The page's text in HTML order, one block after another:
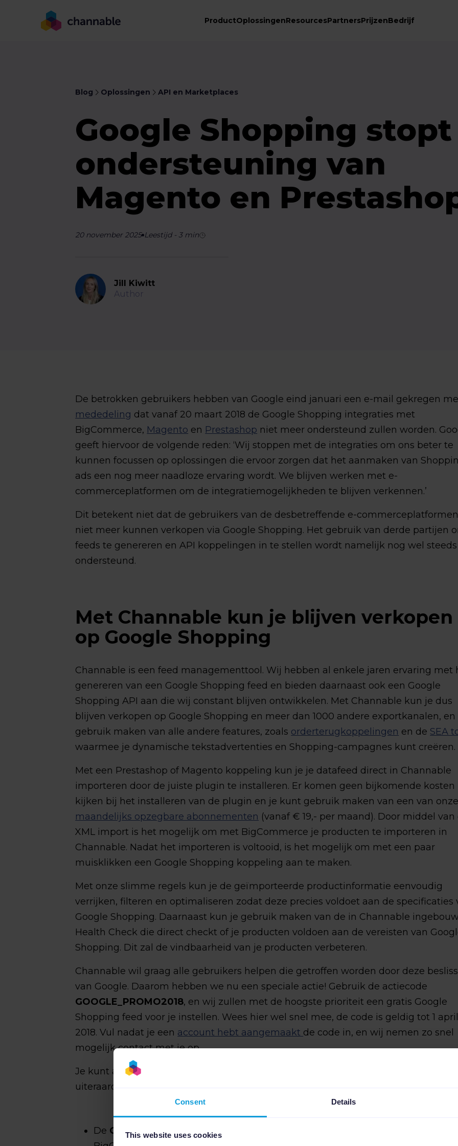
Consent Details
This website uses cookies
ProductOplossingenResourcesPartnersPrijzenBedrijf
Blog
Oplossingen API en Marketplaces
Google Shopping
ondersteuning van
Magento en
20 november 2025 Leestijd- 3min
Jill Kiwitt
Author
De betrokken gebruikers hebben van Google eind januari een e-mail gekregen
mededeling dat vanaf 20 maart 2018 de Google Shopping integraties met
BigCommerce, Magento en Prestashop niet meer ondersteund zullen worden.
geeft hiervoor de volgende reden: ‘Wij stoppen met de integraties om ons beter te
kunnen focussen op oplossingen die ervoor zorgen dat het aanmaken van
ads een nog meer naadloze ervaring wordt. We blijven werken met e-
commerceplatformen om de integratiemogelijkheden te blijven verkennen.’
Dit betekent niet dat de gebruikers van de desbetreffende e-commerceplatformen
niet meer kunnen verkopen via Google Shopping. Het gebruik van derde partijen
feeds te genereren en API koppelingen in te stellen wordt namelijk nog wel steeds
ondersteund.
Met Channable kun je blijven verkopen
op Google Shopping
Channable is een feed managementtool. Wij hebben al enkele jaren ervaring met
genereren van een Google Shopping feed en bieden daarnaast ook een Google
Shopping API aan die wij constant blijven ontwikkelen. Met Channable kun je dus
blijven verkopen op Google Shopping en meer dan 1000 andere exportkanalen, en
gebruik maken van alle andere features, zoals orderterugkoppelingen en de SEA
waarmee je dynamische tekstadvertenties en Shopping-campagnes kunt creëren.
Met een Prestashop of Magento koppeling kun je je datafeed direct in Channable
importeren door de juiste plugin te installeren. Er komen geen bijkomende kosten
kijken bij het installeren van de plugin en je kunt gebruik maken van een van onze
maandelijks opzegbare abonnementen (vanaf € 19,- per maand). Door middel van
XML import is het mogelijk om met BigCommerce je producten te importeren in
Channable. Nadat het importeren is voltooid, is het mogelijk om met een paar
muisklikken een Google Shopping koppeling aan te maken.
Met onze slimme regels kun je de geïmporteerde productinformatie eenvoudig
verrijken, filteren en optimaliseren zodat deze precies voldoet aan de specificaties
Google Shopping. Daarnaast kun je gebruik maken van de in Channable
Health Check die direct checkt of je producten voldoen aan de vereisten van
Shopping. Dit zal de vindbaarheid van je producten verbeteren.
Channable wil graag alle gebruikers helpen die getroffen worden door deze
van Google. Daarom hebben we nu een speciale actie! Gebruik de actiecode
GOOGLE_PROMO2018, en wij zullen met de hoogste prioriteit een gratis Google
Shopping feed voor je instellen. Wees hier wel snel mee, de code is geldig tot 1 april
2018. Vul nadat je een account hebt aangemaakt de code in, en wij nemen zo snel
mogelijk contact met je op.
Je kunt altijd contact met ons opnemen als je meer wil weten over bovenstaande,
uiteraard met andere vragen over onze tool.
De GOOGLE_PROMO2018